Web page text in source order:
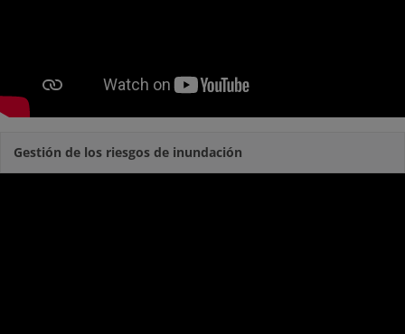
Gestión de los riesgos de inundación